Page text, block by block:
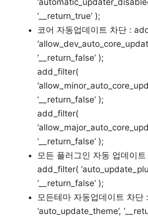
‘__return_true’ );
코어 자동업데이트 차단 :
‘__return_false’ );
add_filter(
‘__return_false’ );
add_filter(
‘__return_false’ );
모든 플러그인 자동 업데이
add_filter(
‘__return_false’ );
모든테마 자동업데이트 차
‘auto_update_theme’,